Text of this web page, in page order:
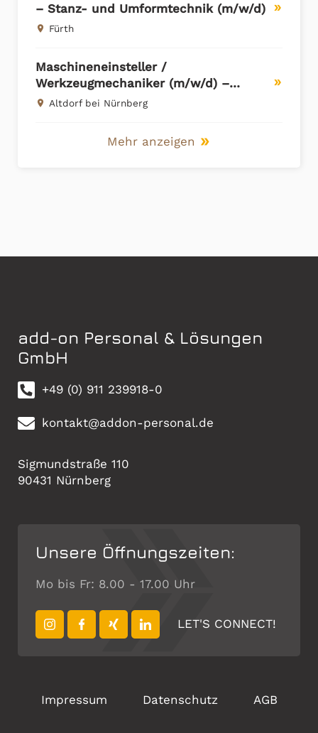
– Stanz- und Umformtechnik (m/w/d)
place Fürth
double_arrow
Maschineneinsteller /
Werkzeugmechaniker (m/w/d) –
Stanzen
place Altdorf bei Nürnberg
double_arrow
Mehr anzeigen double_arrow
add-on Personal & Lösungen
GmbH
+49 (0) 911 239918-0
kontakt@addon-personal.de
Sigmundstraße 110
90431 Nürnberg
Unsere Öffnungszeiten:
Mo bis Fr: 8.00 - 17.00 Uhr
LET'S CONNECT!
Impressum Datenschutz AGB